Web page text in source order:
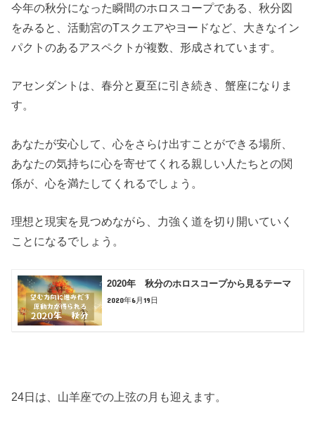
今年の秋分になった瞬間のホロスコープである、秋分図
をみると、活動宮のTスクエアやヨードなど、大きなイン
パクトのあるアスペクトが複数、形成されています。
アセンダントは、春分と夏至に引き続き、蟹座になりま
す。
あなたが安心して、心をさらけ出すことができる場所、
あなたの気持ちに心を寄せてくれる親しい人たちとの関
係が、心を満たしてくれるでしょう。
理想と現実を見つめながら、力強く道を切り開いていく
ことになるでしょう。
2020年 秋分のホロスコープから見るテーマ
2020年6月19日
24日は、山羊座での上弦の月も迎えます。